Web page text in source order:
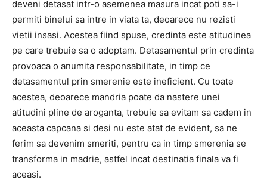
deveni detasat intr-o asemenea masura incat poti sa-i
permiti binelui sa intre in viata ta, deoarece nu rezisti
vietii insasi. Acestea fiind spuse, credinta este atitudinea
pe care trebuie sa o adoptam. Detasamentul prin credinta
provoaca o anumita responsabilitate, in timp ce
detasamentul prin smerenie este ineficient. Cu toate
acestea, deoarece mandria poate da nastere unei
atitudini pline de aroganta, trebuie sa evitam sa cadem in
aceasta capcana si desi nu este atat de evident, sa ne
ferim sa devenim smeriti, pentru ca in timp smerenia se
transforma in madrie, astfel incat destinatia finala va fi
aceasi.